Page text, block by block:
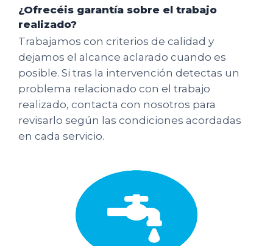
¿Ofrecéis garantía sobre el trabajo
realizado?
Trabajamos con criterios de calidad y
dejamos el alcance aclarado cuando es
posible. Si tras la intervención detectas un
problema relacionado con el trabajo
realizado, contacta con nosotros para
revisarlo según las condiciones acordadas
en cada servicio.